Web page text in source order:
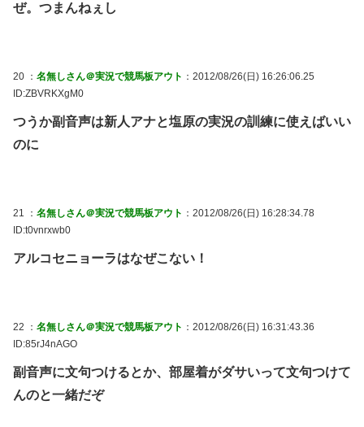
ぜ。つまんねぇし
20 ： 名無しさん＠実況で競馬板アウト ：2012/08/26(日) 16:26:06.25
ID:ZBVRKXgM0
つうか副音声は新人アナと塩原の実況の訓練に使えばいい
のに
21 ： 名無しさん＠実況で競馬板アウト ：2012/08/26(日) 16:28:34.78
ID:t0vnrxwb0
アルコセニョーラはなぜこない！
22 ： 名無しさん＠実況で競馬板アウト ：2012/08/26(日) 16:31:43.36
ID:85rJ4nAGO
副音声に文句つけるとか、部屋着がダサいって文句つけて
んのと一緒だぞ